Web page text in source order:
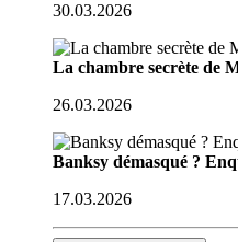
30.03.2026
La chambre secrète de
26.03.2026
Banksy démasqué ?
17.03.2026